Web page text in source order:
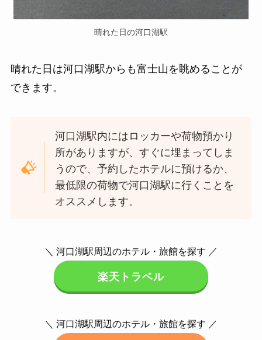
晴れた日の河口湖駅
晴れた日は河口湖駅からも富士山を眺めることが
できます。
河口湖駅内にはロッカーや荷物預かり
所がありますが、すぐに埋まってしま
うので、予約したホテルに預けるか、
最低限の荷物で河口湖駅に行くことを
オススメします。
＼ 河口湖駅周辺のホテル・旅館を探す ／
楽天トラベル
＼ 河口湖駅周辺のホテル・旅館を探す ／